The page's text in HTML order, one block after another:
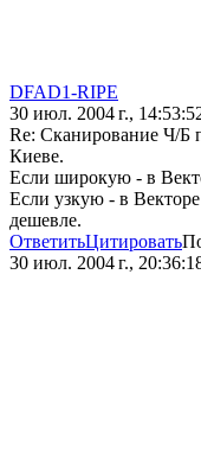
DFAD1-RIPE
30 июл. 2004 г.,
Re: Сканирование Ч/Б
Киеве.
Если широкую - в
Если узкую - в
дешевле.
ОтветитьЦитировать
30 июл. 2004 г.,